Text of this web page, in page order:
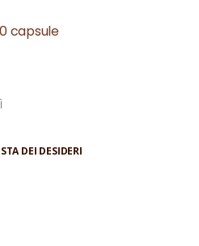
capsule
DEI DESIDERI